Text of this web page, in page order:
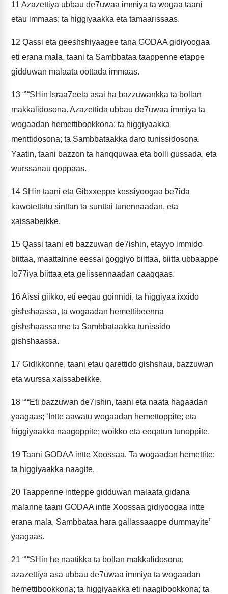
11 Azazettiya ubbau de7uwaa immiya ta wogaa taani
etau immaas; ta higgiyaakka eta tamaarissaas.
12 Qassi eta geeshshiyaagee tana GODAA gidiyoogaa
eti erana mala, taani ta Sambbataa taappenne etappe
gidduwan malaata oottada immaas.
13 “’“SHin Israa7eela asai ha bazzuwankka ta bollan
makkalidosona. Azazettida ubbau de7uwaa immiya ta
wogaadan hemettibookkona; ta higgiyaakka
menttidosona; ta Sambbataakka daro tunissidosona.
Yaatin, taani bazzon ta hanqquwaa eta bolli gussada, eta
wurssanau qoppaas.
14 SHin taani eta Gibxxeppe kessiyoogaa be7ida
kawotettatu sinttan ta sunttai tunennaadan, eta
xaissabeikke.
15 Qassi taani eti bazzuwan de7ishin, etayyo immido
biittaa, maattainne eessai goggiyo biittaa, biitta ubbaappe
lo77iya biittaa eta gelissennaadan caaqqaas.
16Aissi giikko, eti eeqau goinnidi, ta higgiyaa ixxido
gishshaassa, ta wogaadan hemettibeenna
gishshaassanne ta Sambbataakka tunissido
gishshaassa.
17 Gidikkonne, taani etau qarettido gishshau, bazzuwan
eta wurssa xaissabeikke.
18 “’“Eti bazzuwan de7ishin, taani eta naata hagaadan
yaagaas; ‘Intte aawatu wogaadan hemettoppite; eta
higgiyaakka naagoppite; woikko eta eeqatun tunoppite.
19 Taani GODAA intte Xoossaa. Ta wogaadan hemettite;
ta higgiyaakka naagite.
20 Taappenne intteppe gidduwan malaata gidana
malanne taani GODAA intte Xoossaa gidiyoogaa intte
erana mala, Sambbataa hara gallassaappe dummayite’
yaagaas.
21 “’“SHin he naatikka ta bollan makkalidosona;
azazettiya asa ubbau de7uwaa immiya ta wogaadan
hemettibookkona; ta higgiyaakka eti naagibookkona; ta